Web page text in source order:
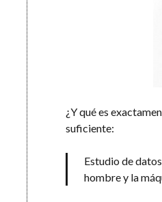
¿Y qué es
suficiente:
Estudio de
hombre y la